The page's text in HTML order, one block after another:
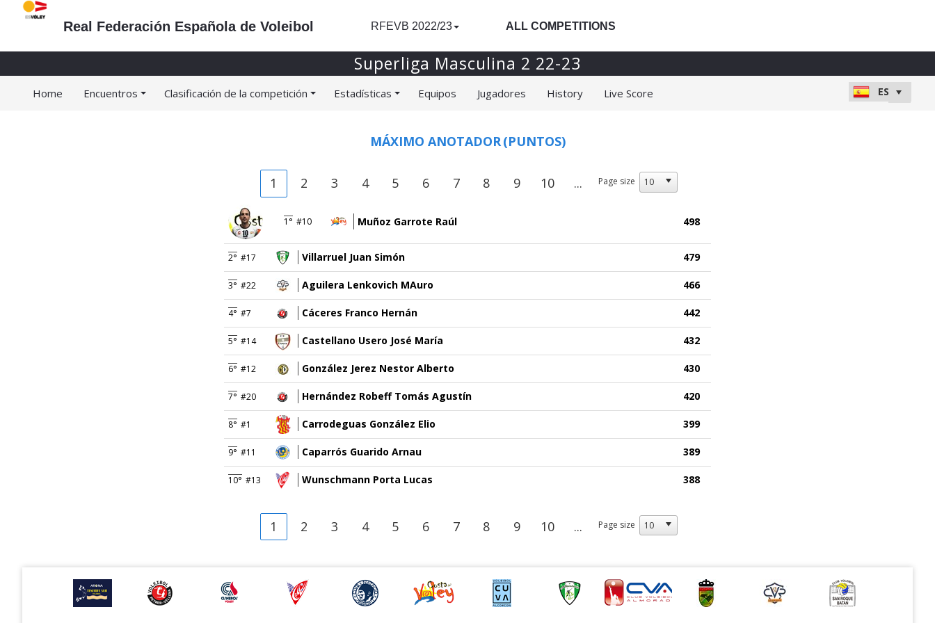
Real Federación Española de Voleibol RFEVB 2022/23 ALL COMPETITIONS
Superliga Masculina 2 22-23
Home Encuentros Clasificación de la competición Estadísticas Equipos Jugadores History Live Score
MÁXIMO ANOTADOR(PUNTOS)
1 2 3 4 5 6 7 8 9 10 ... Page size
1° #10 Muñoz Garrote Raúl 498
2° #17 Villarruel Juan Simón 479
3° #22 Aguilera Lenkovich MAuro 466
4° #7 Cáceres Franco Hernán 442
5° #14 Castellano Usero José María 432
6° #12 González Jerez Nestor Alberto 430
7° #20 Hernández Robeff Tomás Agustín 420
8° #1 Carrodeguas González Elio 399
9° #11 Caparrós Guarido Arnau 389
10° #13 Wunschmann Porta Lucas 388
1 2 3 4 5 6 7 8 9 10 ... Page size